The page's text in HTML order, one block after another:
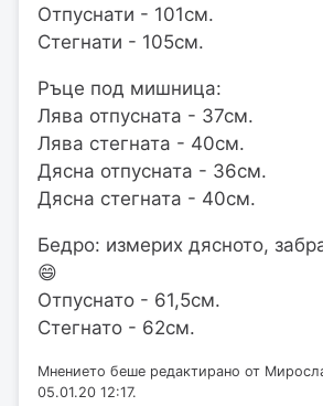
Отпуснати - 101см.
Стегнати - 105см.
Ръце под мишница:
Лява отпусната - 37см.
Лява стегната - 40см.
Дясна отпусната - 36см.
Дясна стегната - 40см.
Бедро: измерих дясното,
😄
Отпуснато - 61,5см.
Стегнато - 62см.
Мнението беше редактирано от
05.01.20 12:17.